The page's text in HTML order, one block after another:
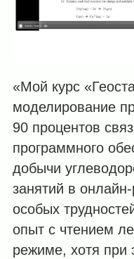
«Мой курс
моделирование
90 процентов
программного
добычи
занятий в
особых
опыт с чтением
режиме, хотя при